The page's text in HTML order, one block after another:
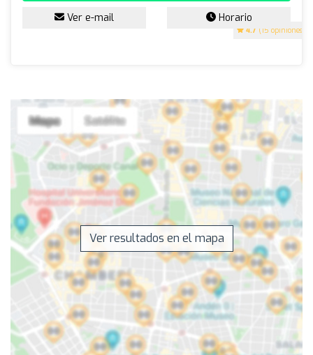
4.7 (15 opiniones)
Ver e-mail Horario
Ver resultados en el mapa